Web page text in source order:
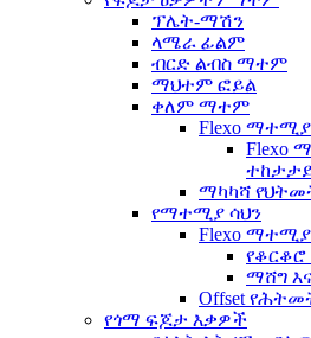
ፕሌት-ማሽን
ላሜራ ፊልም
ብርድ ልብስ ማተም
ማህተም ፎይል
ቀለም ማተም
Flexo
Flexo
ማካካሻ
የማተሚያ ሳህን
Flexo
ማሸግ
Offset
የጎማ ፍጆታ እቃዎች